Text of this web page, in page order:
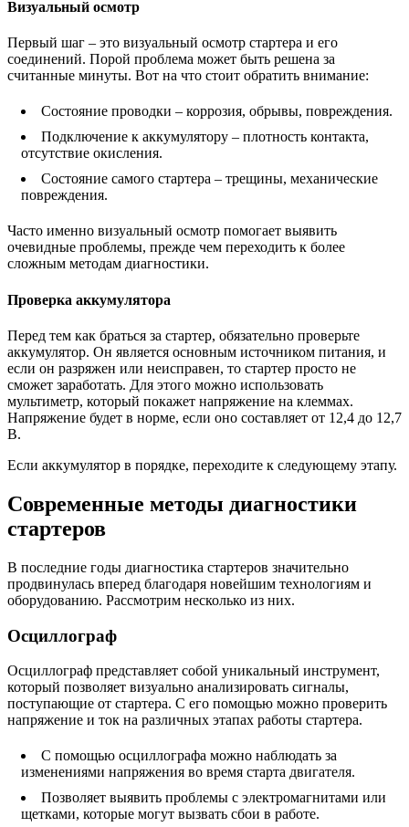
Визуальный осмотр
Первый шаг – это визуальный осмотр стартера и его
соединений. Порой проблема может быть решена за
считанные минуты. Вот на что стоит обратить внимание:
Состояние проводки – коррозия, обрывы, повреждения.
Подключение к аккумулятору – плотность контакта,
отсутствие окисления.
Состояние самого стартера – трещины, механические
повреждения.
Часто именно визуальный осмотр помогает выявить
очевидные проблемы, прежде чем переходить к более
сложным методам диагностики.
Проверка аккумулятора
Перед тем как браться за стартер, обязательно проверьте
аккумулятор. Он является основным источником питания, и
если он разряжен или неисправен, то стартер просто не
сможет заработать. Для этого можно использовать
мультиметр, который покажет напряжение на клеммах.
Напряжение будет в норме, если оно составляет от 12,4 до 12,7
В.
Если аккумулятор в порядке, переходите к следующему этапу.
Современные методы диагностики
стартеров
В последние годы диагностика стартеров значительно
продвинулась вперед благодаря новейшим технологиям и
оборудованию. Рассмотрим несколько из них.
Осциллограф
Осциллограф представляет собой уникальный инструмент,
который позволяет визуально анализировать сигналы,
поступающие от стартера. С его помощью можно проверить
напряжение и ток на различных этапах работы стартера.
С помощью осциллографа можно наблюдать за
изменениями напряжения во время старта двигателя.
Позволяет выявить проблемы с электромагнитами или
щетками, которые могут вызвать сбои в работе.